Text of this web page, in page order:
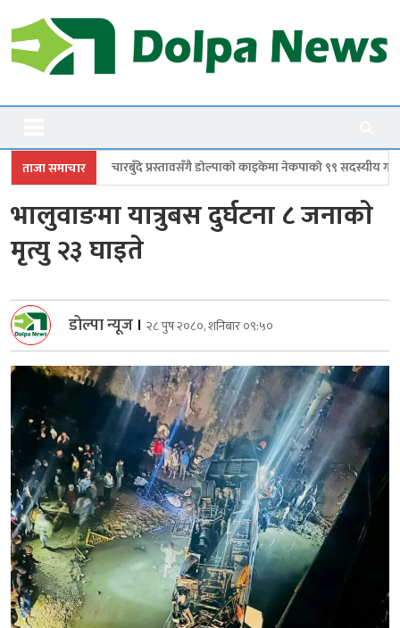
to
content
Dolpanews
ताजा समाचारडाेल्पाकाे काइकेमा नेकपाकाे ९९ सदस्यीय गाउँ समिति गठन डोल्पामा
भालुवाङमा यात्रुबस दुर्घटना ८ जनाकाे
मृत्यु २३ घाइते
डोल्पा न्यूज । २८ पुष २०८०, शनिबार ०९:५०